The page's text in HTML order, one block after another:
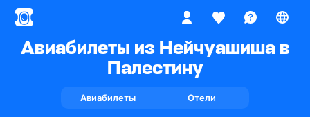
Авиабилеты из Нейчуашиша в
Палестину
Авиабилеты Отели